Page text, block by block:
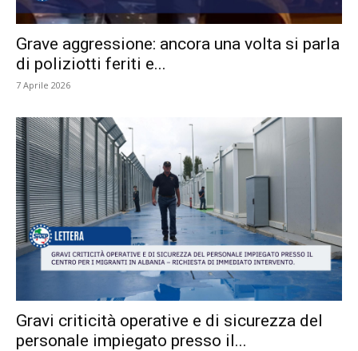
Grave aggressione: ancora una volta si parla
di poliziotti feriti e...
7 Aprile 2026
Gravi criticità operative e di sicurezza del
personale impiegato presso il...